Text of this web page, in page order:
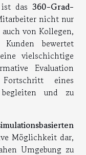
das 360-Grad-
nicht nur
von Kollegen,
bewertet
vielschichtige
Evaluation
eines
und zu
Möglichkeit dar,
Umgebung zu